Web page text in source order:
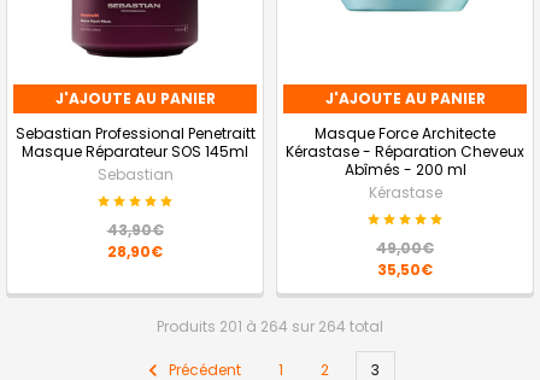
J'AJOUTE AU PANIER
Sebastian Professional Penetraitt
Masque Réparateur SOS 145ml
Sebastian
43,90€
28,90€
J'AJOUTE AU PANIER
Masque Force Architecte
Kérastase - Réparation Cheveux
Abîmés - 200 ml
Kérastase
49,00€
35,50€
Produits 201 à 264 sur 264 total
Précédent 1 2 3